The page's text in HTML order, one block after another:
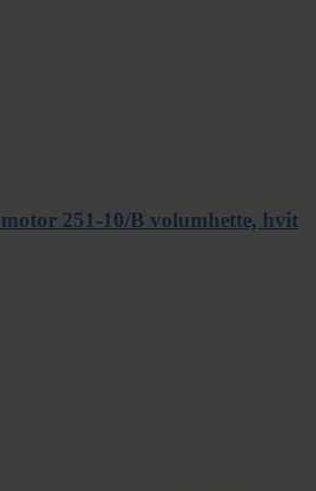
251-10/B volumhette, hvit